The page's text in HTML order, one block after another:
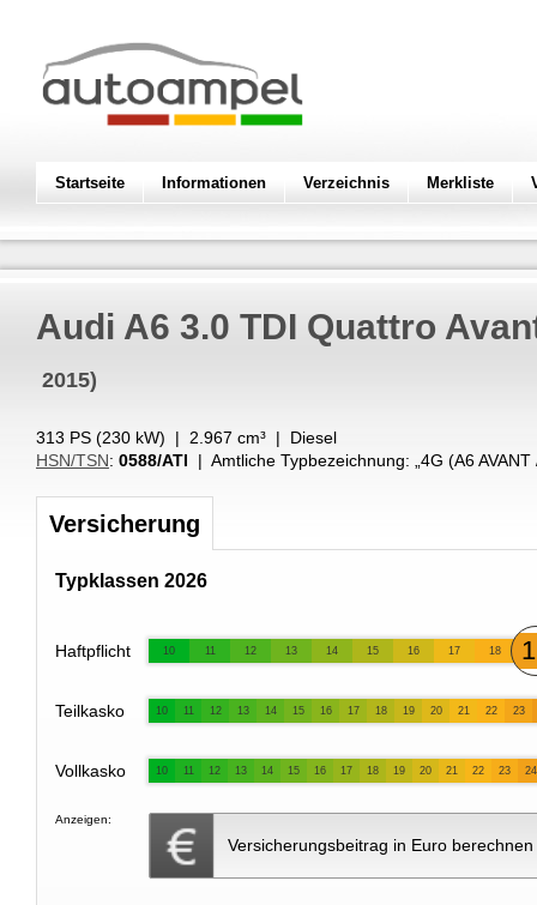
Startseite Informationen Verzeichnis Merkliste
Audi A6 3.0 TDI Quattro
2015)
313 PS (230 kW) | 2.967 cm³ | Diesel
HSN/TSN: 0588/ATI | Amtliche Typbezeichnung: „ 4G (A6
Versicherung
Typklassen 2026
Haftpflicht 10 11 12 13 14 15 16 17 18
Teilkasko 10 11 12 13 14 15 16 17 18 19 20 21 22 23
Vollkasko 10 11 12 13 14 15 16 17 18 19 20 21 22 23 24
Anzeigen:
Versicherungsbeitrag in Euro berechnen